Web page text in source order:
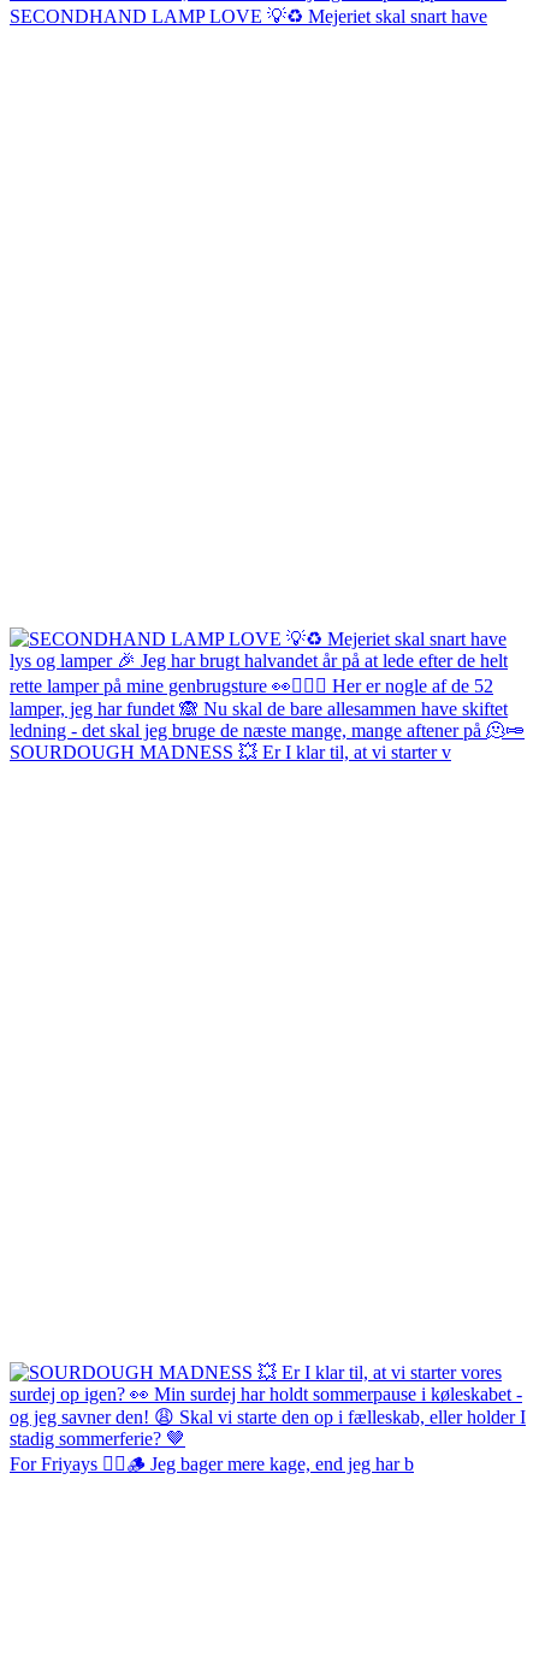
SECONDHAND LAMP LOVE 💡♻️ Mejeriet skal snart have
SOURDOUGH MADNESS 💥 Er I klar til, at vi starter v
For Friyays 👌🏻🪵 Jeg bager mere kage, end jeg har b